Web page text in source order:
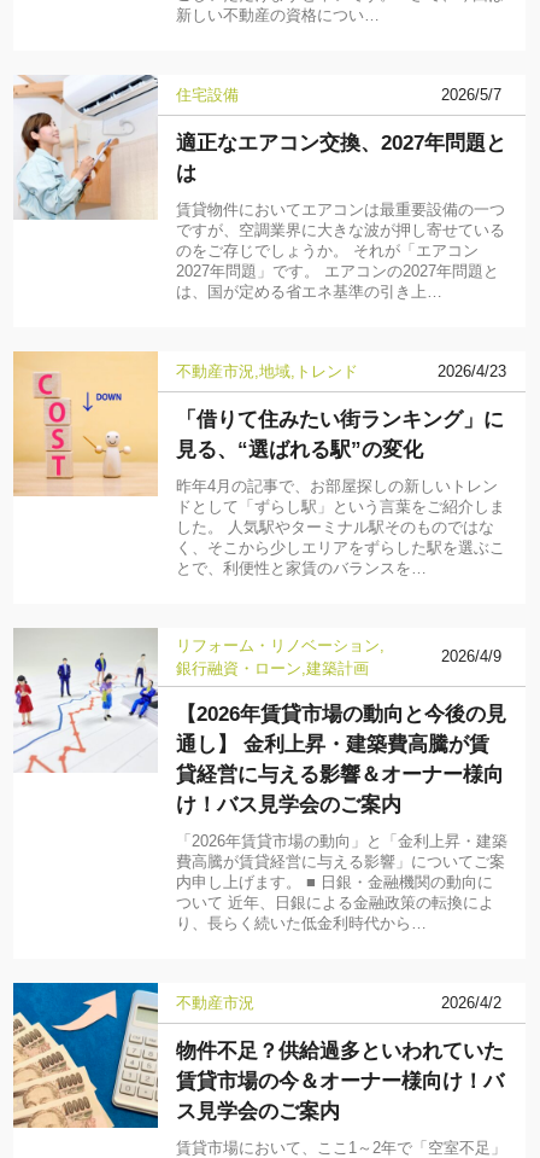
新しい不動産の資格につい…
住宅設備 2026/5/7
適正なエアコン交換、2027年問題と
は
賃貸物件においてエアコンは最重要設備の一つ
ですが、空調業界に大きな波が押し寄せている
のをご存じでしょうか。 それが「エアコン
2027年問題」です。 エアコンの2027年問題と
は、国が定める省エネ基準の引き上…
不動産市況 地域 トレンド 2026/4/23
「借りて住みたい街ランキング」に
見る、“選ばれる駅”の変化
昨年4月の記事で、お部屋探しの新しいトレン
ドとして「ずらし駅」という言葉をご紹介しま
した。 人気駅やターミナル駅そのものではな
く、そこから少しエリアをずらした駅を選ぶこ
とで、利便性と家賃のバランスを…
リフォーム・リノベーション
銀行融資・ローン 建築計画
2026/4/9
【2026年賃貸市場の動向と今後の見
通し】 金利上昇・建築費高騰が賃
貸経営に与える影響＆オーナー様向
け！バス見学会のご案内
「2026年賃貸市場の動向」と「金利上昇・建築
費高騰が賃貸経営に与える影響」についてご案
内申し上げます。 ■ 日銀・金融機関の動向に
ついて 近年、日銀による金融政策の転換によ
り、長らく続いた低金利時代から…
不動産市況 2026/4/2
物件不足？供給過多といわれていた
賃貸市場の今＆オーナー様向け！バ
ス見学会のご案内
賃貸市場において、ここ1～2年で「空室不足」